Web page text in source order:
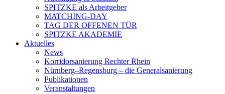
SPITZKE als Arbeitgeber
MATCHING-DAY
TAG DER OFFENEN TÜR
SPITZKE AKADEMIE
Aktuelles
News
Korridorsanierung Rechter Rhein
Nürnberg–Regensburg – die Generalsanierung
Publikationen
Veranstaltungen